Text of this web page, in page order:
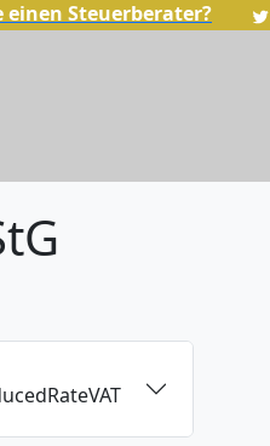
einen Steuerberater?